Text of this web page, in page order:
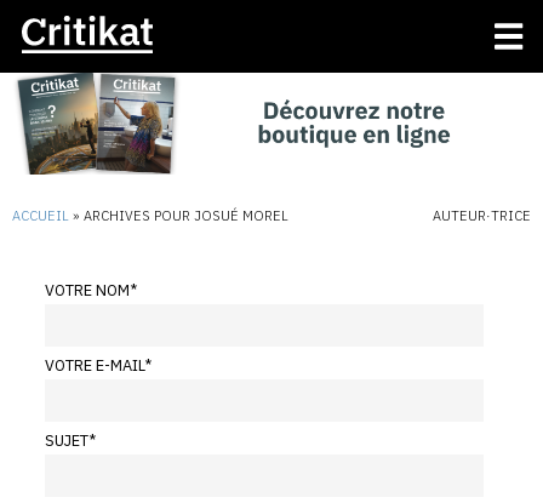
ACCUEIL » ARCHIVES POUR JOSUÉ MOREL AUTEUR·TRICE
VOTRE NOM*
VOTRE E-MAIL*
SUJET*